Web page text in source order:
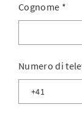
Cognome *
Numero di